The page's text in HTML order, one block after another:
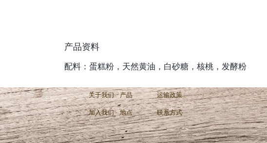
产品资料
配料：蛋糕粉，天然黄油，白砂糖，核桃，发酵粉
关于我们
加入我们
产品
地点
运输政策
联系方式